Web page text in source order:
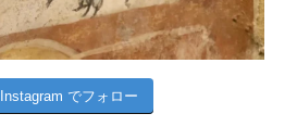
Instagram でフォロー